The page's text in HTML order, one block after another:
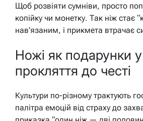
Щоб розвіяти сумніви, просто
копійку чи монетку. Так ніж стає
нав’язаним, і прикмета втрачає
Ножі як подарунки у
прокляття до честі
Культури по-різному трактують
палітра емоцій від страху до